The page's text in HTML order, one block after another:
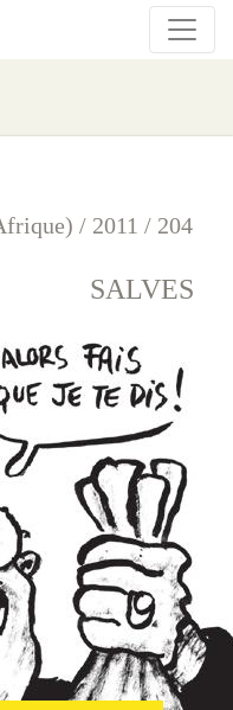
/ 2011 / 204
SALVES